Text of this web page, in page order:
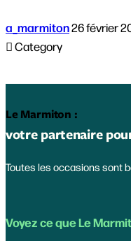
a_marmiton26 février
Category
Le Marmiton :
votre partenaire
Toutes les occasions sont
Voyez ce que Le